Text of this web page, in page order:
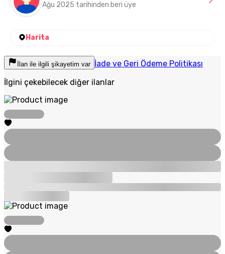
Ağu 2025 tarihinden beri üye
Harita
İlan ile ilgili şikayetim var İade ve Geri Ödeme Politikası
İlgini çekebilecek diğer ilanlar